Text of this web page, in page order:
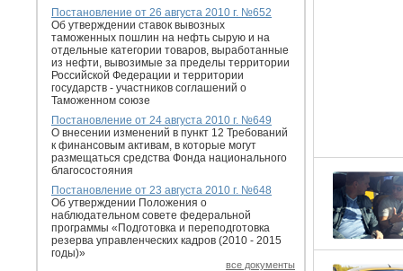
Постановление от 26 августа 2010 г. №652
Об утверждении ставок вывозных
таможенных пошлин на нефть сырую и на
отдельные категории товаров, выработанные
из нефти, вывозимые за пределы территории
Российской Федерации и территории
государств - участников соглашений о
Таможенном союзе
Постановление от 24 августа 2010 г. №649
О внесении изменений в пункт 12 Требований
к финансовым активам, в которые могут
размещаться средства Фонда национального
благосостояния
Постановление от 23 августа 2010 г. №648
Об утверждении Положения о
наблюдательном совете федеральной
программы «Подготовка и переподготовка
резерва управленческих кадров (2010 - 2015
годы)»
все документы